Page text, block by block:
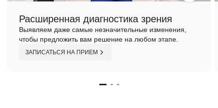
Расширенная диагностика зрения
Выявляем даже самые незначительные изменения,
чтобы предложить вам решение на любом этапе.
ЗАПИСАТЬСЯ НА ПРИЕМ